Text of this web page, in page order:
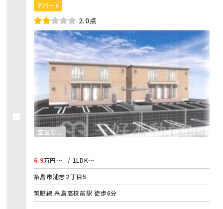
アパート
2.0点
空室なし
6.9万円～
/ 1LDK～
糸島市浦志２丁目5
筑肥線 糸島高校前駅 徒歩6分